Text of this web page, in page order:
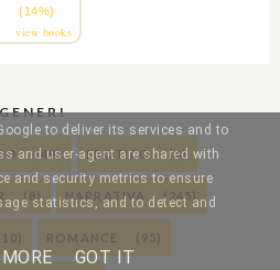
(14%)
view books
GENERI
(49) EROTICO (4)
(8) NARRATIVA (245)
ROMANCE (95)
to deliver its services and to
and user-agent are shared with
and security metrics to ensure
statistics, and to detect and
GOT IT